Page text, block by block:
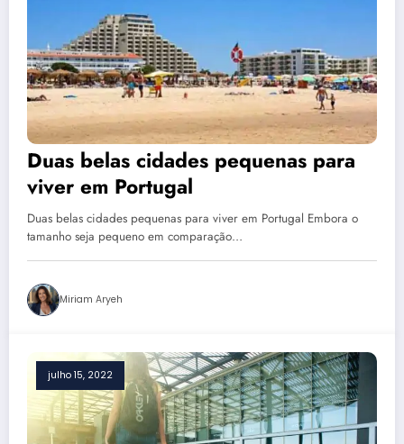
Duas belas cidades pequenas para
viver em Portugal
Duas belas cidades pequenas para viver em Portugal Embora o
tamanho seja pequeno em comparação…
Miriam Aryeh
julho 15, 2022